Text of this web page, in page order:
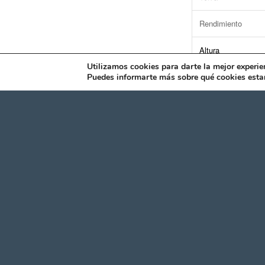
Rendimiento
Altura
Peso
Utilizamos cookies para darte la mejor
Puedes informarte más sobre qué cookies